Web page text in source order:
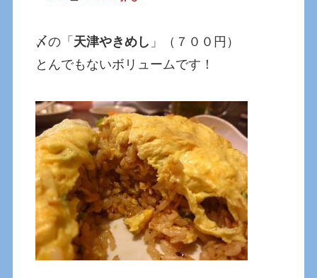
〆の「 天津やきめし 」（７００円）
とんでもないボリュームです！